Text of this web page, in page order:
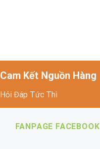
Cam Kết Nguồn Hàng
Hỏi Đáp Tức Thì
FANPAGE FACEBOOK